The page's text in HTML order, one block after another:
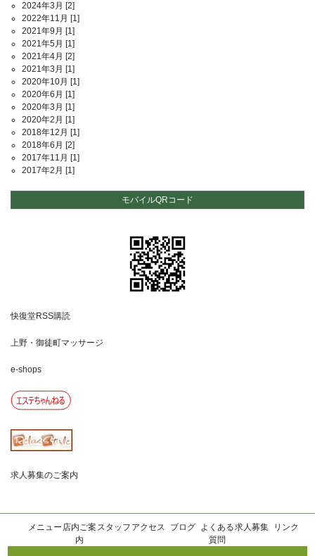
2024年3月 [2]
2022年11月 [1]
2021年9月 [1]
2021年5月 [1]
2021年4月 [2]
2021年3月 [1]
2020年10月 [1]
2020年6月 [1]
2020年3月 [1]
2020年2月 [1]
2018年12月 [1]
2018年6月 [2]
2017年11月 [1]
2017年2月 [1]
モバイルQRコード
快復堂RSS購読
上野・御徒町マッサージ
e-shops
求人募集のご案内
メニュー 店内ご案
内
スタッフ アクセス ブログ よくある
質問
求人募集 リンク